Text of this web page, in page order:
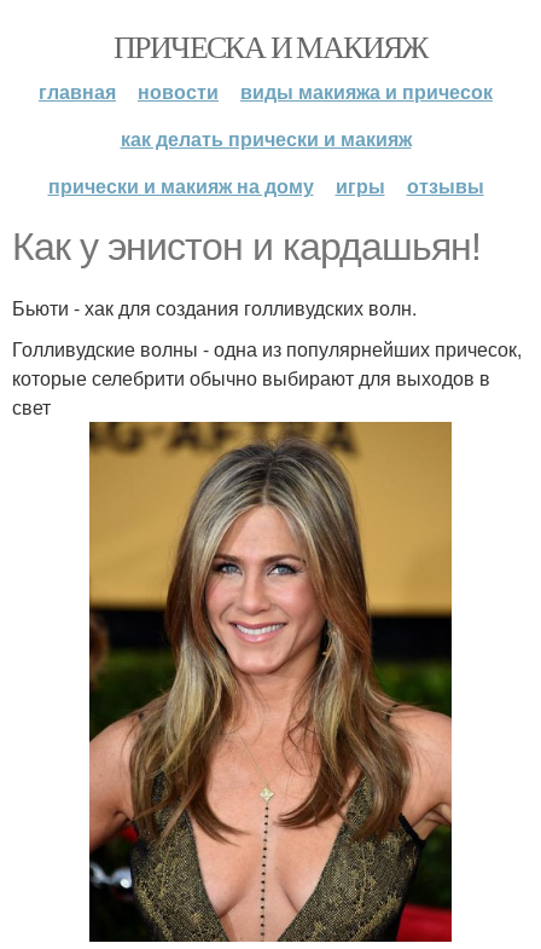
ПРИЧЕСКА И МАКИЯЖ
главная новости
виды макияжа и причесок
как делать прически и макияж
прически и макияж на дому
игры отзывы
Как у энистон и кардашьян!
Бьюти - хак для создания голливудских волн.
Голливудские волны - одна из популярнейших причесок,
которые селебрити обычно выбирают для выходов в
свет